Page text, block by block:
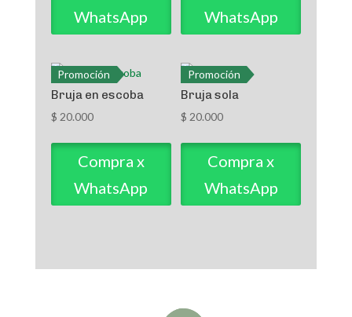
WhatsApp
WhatsApp
Promoción
Bruja en escoba
$ 20.000
Compra x
WhatsApp
Promoción
Bruja sola
$ 20.000
Compra x
WhatsApp